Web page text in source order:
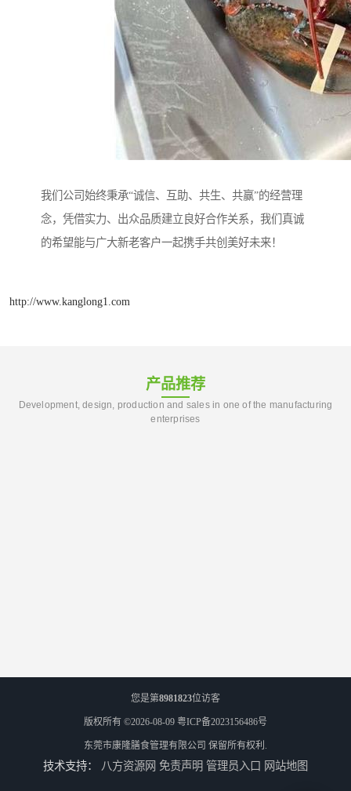
我们公司始终秉承“诚信、互助、共生、共赢”的经营理
念，凭借实力、出众品质建立良好合作关系，我们真诚
的希望能与广大新老客户一起携手共创美好未来！
http://www.kanglong1.com
产品推荐
Development, design, production and sales in one of the manufacturing
enterprises
您是第8981823位访客
版权所有 ©2026-08-09 粤ICP备2023156486号
东莞市康隆膳食管理有限公司 保留所有权利.
技术支持： 八方资源网 免责声明 管理员入口 网站地图